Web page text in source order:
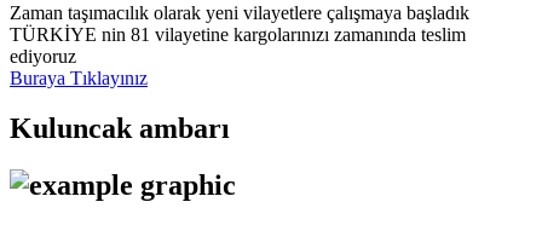
Zaman taşımacılık olarak yeni vilayetlere çalışmaya başladık
TÜRKİYE nin 81 vilayetine kargolarınızı zamanında teslim
ediyoruz
Buraya Tıklayınız
Kuluncak ambarı